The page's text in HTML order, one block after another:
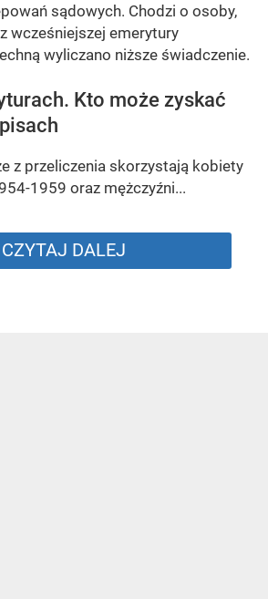
sądowych. Chodzi o osoby,
wcześniejszej emerytury
wyliczano niższe świadczenie.
Kto może zyskać
z przeliczenia skorzystają kobiety
1959 oraz mężczyźni...
CZYTAJ DALEJ